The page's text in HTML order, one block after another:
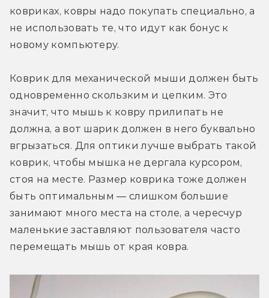
ковриках, ковры надо покупать специально, а
не использовать те, что идут как бонус к
новому компьютеру.
Коврик для механической мыши должен быть
одновременно скользким и цепким. Это
значит, что мышь к ковру прилипать не
должна, а вот шарик должен в него буквально
вгрызаться. Для оптики лучше выбрать такой
коврик, чтобы мышка не дергала курсором,
стоя на месте. Размер коврика тоже должен
быть оптимальным — слишком большие
занимают много места на столе, а чересчур
маленькие заставляют пользователя часто
перемещать мышь от края ковра.